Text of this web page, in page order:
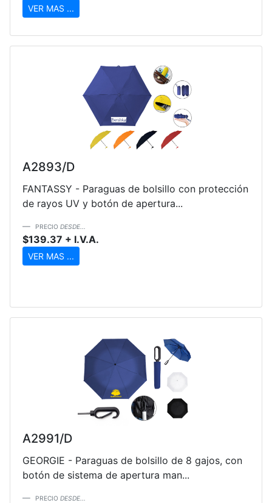
VER MAS ...
A2893/D
FANTASSY - Paraguas de bolsillo con protección
de rayos UV y botón de apertura...
PRECIO DESDE...
$139.37 + I.V.A.
VER MAS ...
A2991/D
GEORGIE - Paraguas de bolsillo de 8 gajos, con
botón de sistema de apertura man...
PRECIO DESDE...